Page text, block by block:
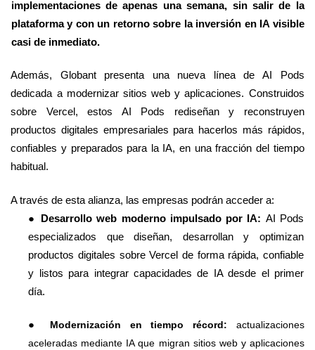
implementaciones de apenas una semana, sin salir de la
plataforma y con un retorno sobre la inversión en IA visible
casi de inmediato.
Además, Globant presenta una nueva línea de AI Pods
dedicada a modernizar sitios web y aplicaciones. Construidos
sobre Vercel, estos AI Pods rediseñan y reconstruyen
productos digitales empresariales para hacerlos más rápidos,
confiables y preparados para la IA, en una fracción del tiempo
habitual.
A través de esta alianza, las empresas podrán acceder a:
● Desarrollo web moderno impulsado por IA: AI Pods
especializados que diseñan, desarrollan y optimizan
productos digitales sobre Vercel de forma rápida, confiable
y listos para integrar capacidades de IA desde el primer
día.
● Modernización en tiempo récord: actualizaciones
aceleradas mediante IA que migran sitios web y aplicaciones